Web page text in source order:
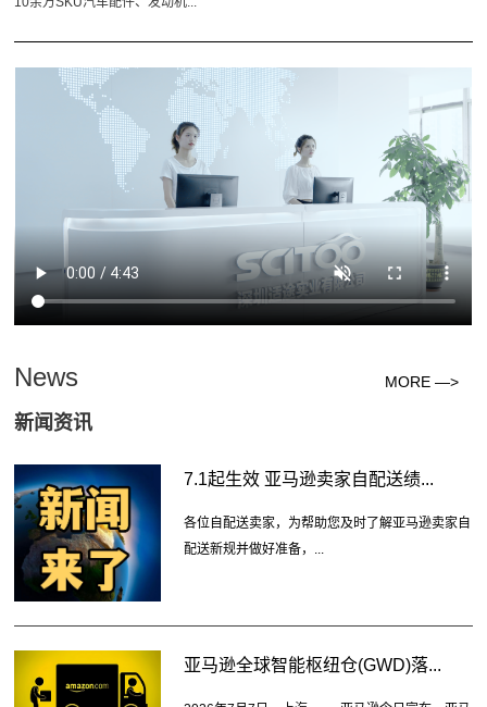
News
新闻资讯
MORE —>
7.1起生效 亚马逊卖家自配送绩...
各位自配送卖家，为帮助您及时了解亚马逊卖家自
配送新规并做好准备，...
亚马逊全球智能枢纽仓(GWD)落...